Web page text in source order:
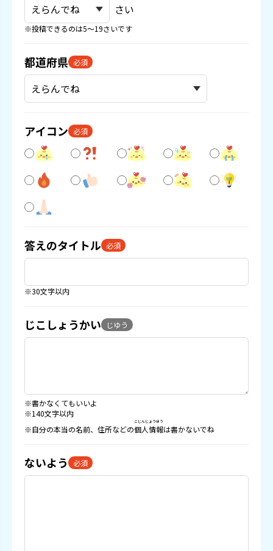
さい
※投稿できるのは5〜19さいです
都道府県 必須
アイコン 必須
答えのタイトル 必須
※30文字以内
じこしょうかい じゆう
※書かなくてもいいよ
※140文字以内
※自分の本当の名前、住所などの個人情報
こじんじょうほう
は書かないでね
ないよう 必須